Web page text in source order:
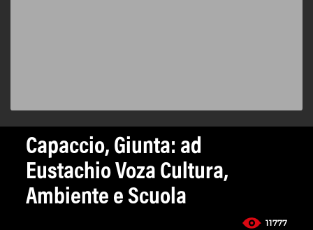
Capaccio, Giunta: ad
Eustachio Voza Cultura,
Ambiente e Scuola
11777